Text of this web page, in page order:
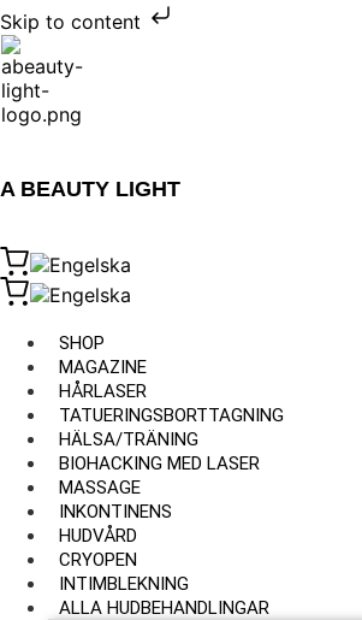
Skip to content
A BEAUTY LIGHT
SHOP
MAGAZINE
HÅRLASER
TATUERINGSBORTTAGNING
HÄLSA/TRÄNING
BIOHACKING MED LASER
MASSAGE
INKONTINENS
HUDVÅRD
CRYOPEN
INTIMBLEKNING
ALLA HUDBEHANDLINGAR